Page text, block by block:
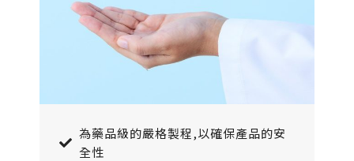
為藥品級的嚴格製程,以確保產品的安
全性